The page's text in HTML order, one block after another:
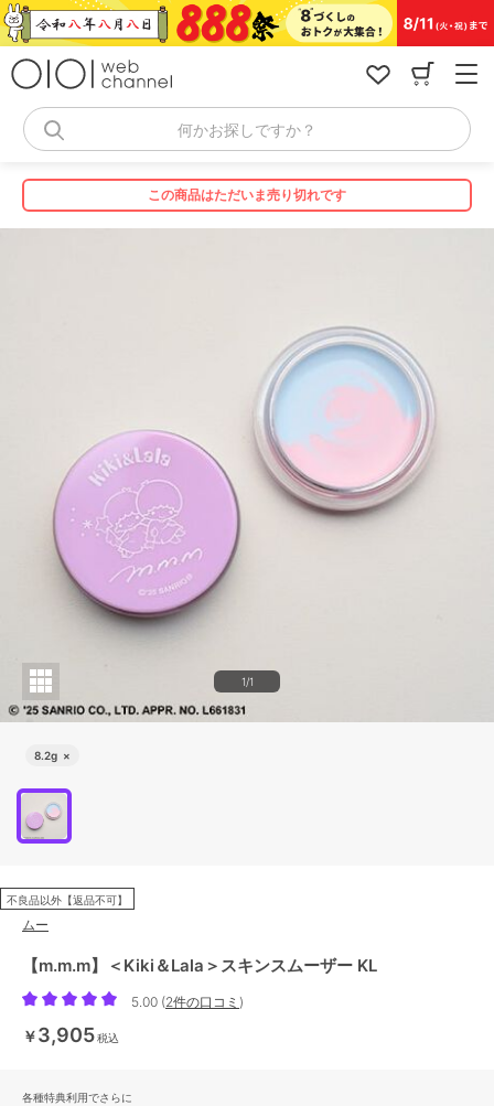
コ
ン
何かお探しですか？
この商品はただいま売り切れです
1/1
8.2g ×
不良品以外【返品不可】
ムー
【m.m.m】＜Kiki＆Lala＞スキンスムーザー KL
5.00 (2件の口コミ )
￥3,905税込
各種特典利用でさらに